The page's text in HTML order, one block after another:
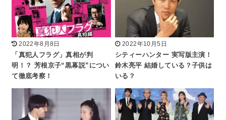
2022年8月8日
「真犯人フラグ」真相が判
明！？ 芳根京子“黒幕説”につい
て徹底考察！
2022年10月5日
シティーハンター 実写版主演！
鈴木亮平 結婚している？子供は
いる？